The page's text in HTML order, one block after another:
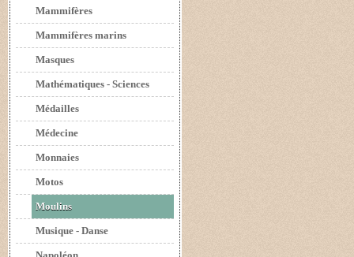
Mammifères
Mammifères marins
Masques
Mathématiques - Sciences
Médailles
Médecine
Monnaies
Motos
Moulins
Musique - Danse